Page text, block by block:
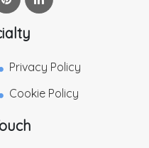
Privacy Policy
Cookie Policy